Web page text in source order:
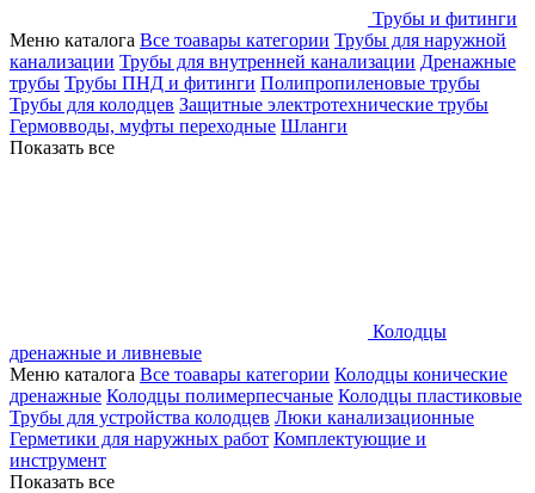
Трубы и фитинги
Меню каталога Все тоавары категории Трубы для наружной
канализации Трубы для внутренней канализации Дренажные
трубы Трубы ПНД и фитинги Полипропиленовые трубы
Трубы для колодцев Защитные электротехнические трубы
Гермовводы, муфты переходные Шланги
Показать все
Колодцы
дренажные и ливневые
Меню каталога Все тоавары категории Колодцы конические
дренажные Колодцы полимерпесчаные Колодцы пластиковые
Трубы для устройства колодцев Люки канализационные
Герметики для наружных работ Комплектующие и
инструмент
Показать все